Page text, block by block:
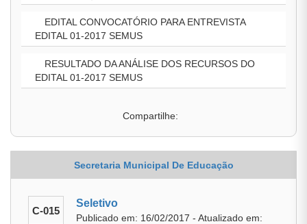
EDITAL CONVOCATÓRIO PARA ENTREVISTA
EDITAL 01-2017 SEMUS
RESULTADO DA ANÁLISE DOS RECURSOS DO
EDITAL 01-2017 SEMUS
Compartilhe:
Secretaria Municipal De Educação
C-015
Seletivo
Publicado em: 16/02/2017 - Atualizado em: